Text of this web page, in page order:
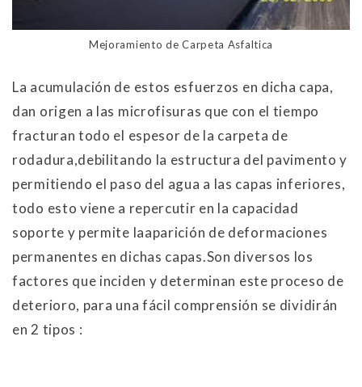
Mejoramiento de Carpeta Asfaltica
La acumulación de estos esfuerzos en dicha capa,
dan origen a las microfisuras que con el tiempo
fracturan todo el espesor de la carpeta de
rodadura,debilitando la estructura del pavimento y
permitiendo el paso del agua a las capas inferiores,
todo esto viene a repercutir en la capacidad
soporte y permite laaparición de deformaciones
permanentes en dichas capas.Son diversos los
factores que inciden y determinan este proceso de
deterioro, para una fácil comprensión se dividirán
en 2 tipos :